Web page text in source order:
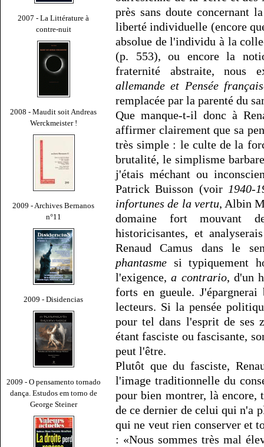
2007 - La Littérature à
contre-nuit
2008 - Maudit soit Andreas
Werckmeister !
2009 - Archives Bernanos
n°11
2009 - Disidencias
2009 - O pensamento tornado
dança. Estudos em torno de
George Steiner
près sans doute concernant
liberté individuelle (encore
absolue de l'individu à la
(p. 553), ou encore la
fraternité abstraite, nous
allemande et Pensée
remplacée par la parenté du
Que manque-t-il donc à
affirmer clairement que sa
très simple : le culte de la
brutalité, le simplisme
j'étais méchant ou
Patrick Buisson (voir 1940-
infortunes de la vertu, Albin
domaine fort mouvant
historicisantes, et
Renaud Camus dans le
phantasme si typiquement
l'exigence,a contrario, d'un
forts en gueule.
lecteurs. Si la pensée
pour tel dans l'esprit de ses
étant fasciste ou fascisante,
peut l'être.
Plutôt que du fasciste,
l'image traditionnelle du
pour bien montrer, là encore,
de ce dernier de celui qui n'a
qui ne veut rien conserver et
: «Nous sommes très mal